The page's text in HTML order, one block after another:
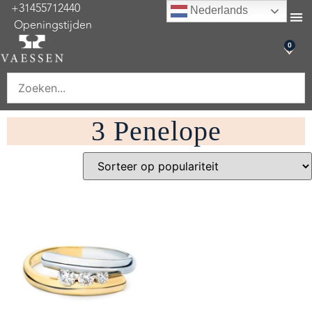
+31455712440
Openingstijden
0
3 Penelope
Nederlands